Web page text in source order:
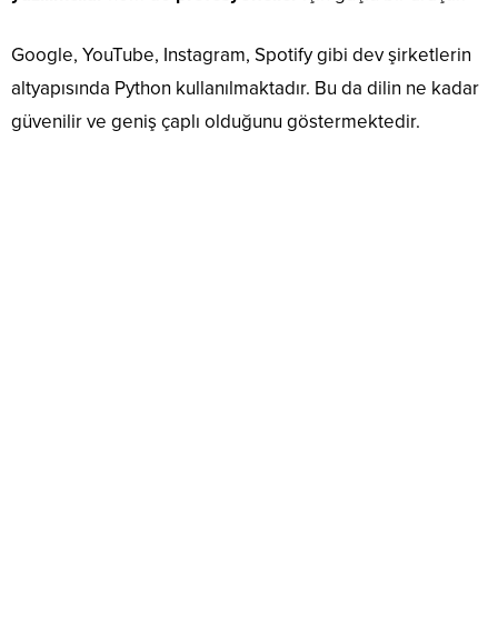
Google, YouTube, Instagram, Spotify gibi dev şirketlerin
altyapısında Python kullanılmaktadır. Bu da dilin ne kadar
güvenilir ve geniş çaplı olduğunu göstermektedir.